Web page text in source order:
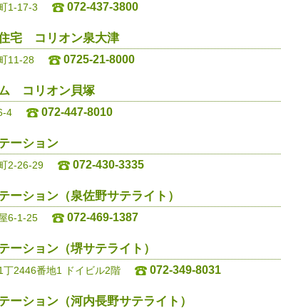
1-17-3 072-437-3800
宅 コリオン泉大津
11-28 0725-21-8000
コリオン貝塚
4 072-447-8010
ーション
2-26-29 072-430-3335
ーション（泉佐野サテライト）
6-1-25 072-469-1387
ーション（堺サテライト）
2446番地1 ドイビル2階 072-349-8031
ーション（河内長野サテライト）